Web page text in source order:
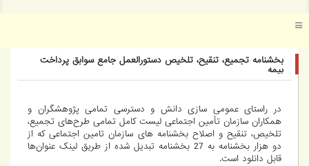
موسسه عالی پژوهش تأمین اجتماعی
بخشنامه تجمیع، تنقیح، تلخیص دستورالعمل جامع سوابق پرداخت
بیمه
در راستای عمومی سازی دانش و دسترسی تمامی پژوهشگران و
همکاران سازمان تأمین اجتماعی لیست کامل تمامی طرح‌های تجمیع،
تلخیص، تنقیح و اصلاح بخشنامه های سازمان تامین اجتماعی که از
دو هزار بخشنامه به 27 بخشنامه تبدیل شده از طریق لینک عنوان‌ها
قابل دانلود است.